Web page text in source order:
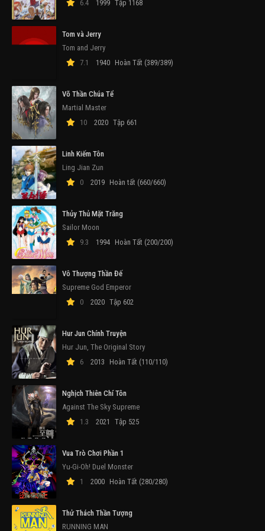
6.4
1999 Tập 1168
Tom và Jerry
Tom and Jerry
7.1
1940 Hoàn Tất (389/389)
Võ Thần Chúa Tể
Martial Master
10
2020 Tập 661
Linh Kiếm Tôn
Ling Jian Zun
0
2019 Hoàn tất (660/660)
Thủy Thủ Mặt Trăng
Sailor Moon
9.3
1994 Hoàn Tất (200/200)
Vô Thượng Thần Đế
Supreme God Emperor
0
2020 Tập 602
Hur Jun Chính Truyện
Hur Jun, The Original Story
6
2013 Hoàn Tất (110/110)
Nghịch Thiên Chí Tôn
Against The Sky Supreme
1.3
2021 Tập 525
Vua Trò Chơi Phần 1
Yu-Gi-Oh! Duel Monster
1
2000 Hoàn Tất (280/280)
Thử Thách Thần Tượng
RUNNING MAN